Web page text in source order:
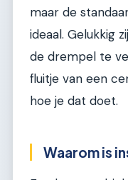
maar de
ideaal. Gelukkig
de drempel te
fluitje van een
hoe je dat doet.
Waarom is